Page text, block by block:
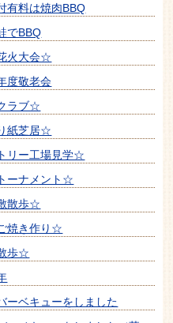
有料は焼肉BBQ
でBBQ
火大会☆
度敬老会
ラブ☆
紙芝居☆
リー工場見学☆
ーナメント☆
散歩☆
焼き作り☆
歩☆
ーベキューをしました